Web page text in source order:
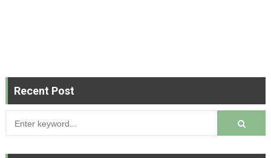
Recent Post